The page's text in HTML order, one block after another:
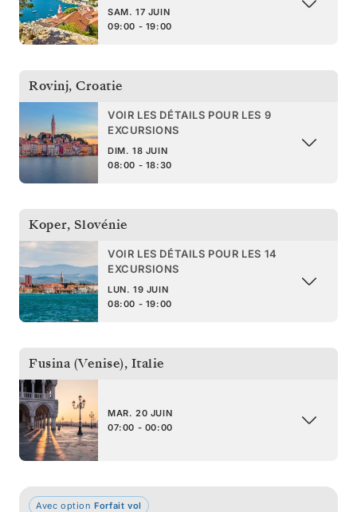
SAM. 17 JUIN
09:00 - 19:00
Rovinj, Croatie
VOIR LES DÉTAILS POUR LES 9
EXCURSIONS
DIM. 18 JUIN
08:00 - 18:30
Koper, Slovénie
VOIR LES DÉTAILS POUR LES 14
EXCURSIONS
LUN. 19 JUIN
08:00 - 19:00
Fusina (Venise), Italie
MAR. 20 JUIN
07:00 - 00:00
Avec option Forfait vol